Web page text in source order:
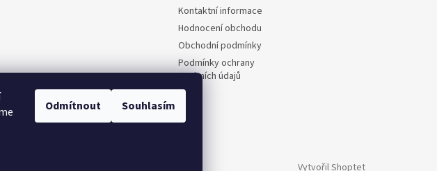
Odmítnout Souhlasím
Kontaktní informace
Hodnocení obchodu
Obchodní podmínky
Podmínky ochrany
osobních údajů
Vytvořil Shoptet